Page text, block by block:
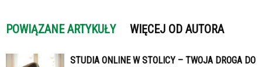
POWIĄZANE ARTYKUŁY WIĘCEJ OD AUTORA
STUDIA ONLINE W STOLICY – TWOJA DROGA DO